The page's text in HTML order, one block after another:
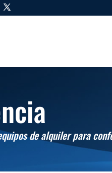
de alquiler para